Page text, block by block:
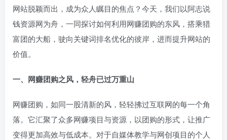
网站脱颖而出，成为众人瞩目的焦点？今天，我们以阿志说
钱资源网为舟，一同探讨如何利用网赚团购的东风，搭乘猎
富团的大船，驶向关键词排名优化的彼岸，进而提升网站的
价值。
一、网赚团购之风，轻舟已过万重山
网赚团购，如同一股清新的风，轻轻拂过互联网的每一个角
落。它汇聚了众多网赚项目与资源，以团购的形式，让推广
变得更加高效与低成本。对于自媒体教学与网创项目的个人